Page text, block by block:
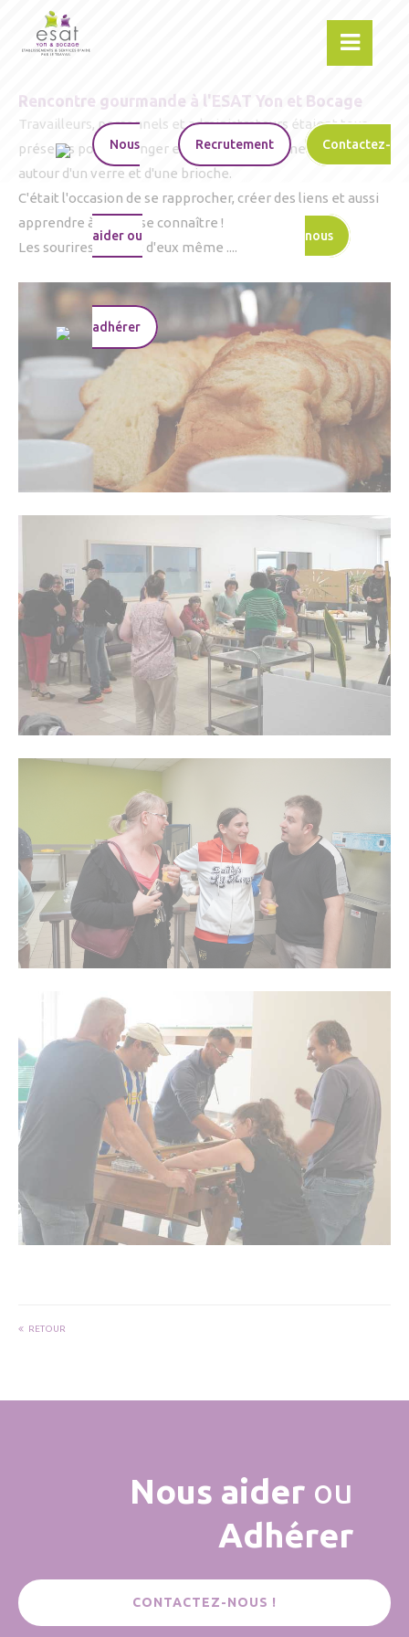
Nous
aider ou
adhérer
Recrutement Contactez-
nous
Rencontre gourmande à l'ESAT Yon et Bocage
Travailleurs, personnels et administrateurs étaient tous
présents pour échanger et partager un moment convivial
autour d'un verre et d'une brioche.
C'était l'occasion de se rapprocher, créer des liens et aussi
apprendre à mieux se connaître !
Les sourires parlent d'eux même ....
RETOUR
Nous aider ou
Adhérer
CONTACTEZ-NOUS !